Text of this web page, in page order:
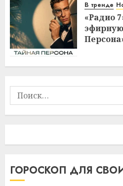
В тренде
«Радио
Найти:
ГОРОСКОП ДЛЯ